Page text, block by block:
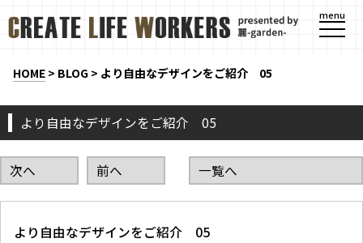
menu
HOME > BLOG > より自由なデザインをご紹介 05
より自由なデザインをご紹介 05
次へ 前へ 一覧へ
より自由なデザインをご紹介 05